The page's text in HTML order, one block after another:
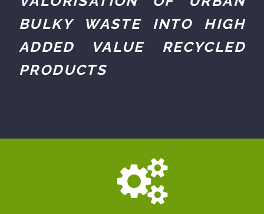
BULKY WASTE INTO HIGH
ADDED VALUE RECYCLED
PRODUCTS